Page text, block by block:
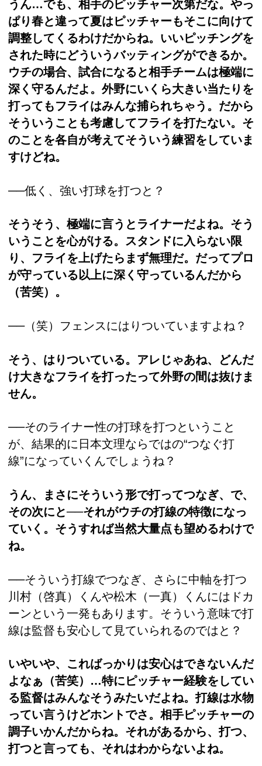
うん…でも、相手のピッチャー次第だな。やっ
ぱり春と違って夏はピッチャーもそこに向けて
調整してくるわけだからね。いいピッチングを
された時にどういうバッティングができるか。
ウチの場合、試合になると相手チームは極端に
深く守るんだよ。外野にいくら大きい当たりを
打ってもフライはみんな捕られちゃう。だから
そういうことも考慮してフライを打たない。そ
のことを各自が考えてそういう練習をしていま
すけどね。
──低く、強い打球を打つと？
そうそう、極端に言うとライナーだよね。そう
いうことを心がける。スタンドに入らない限
り、フライを上げたらまず無理だ。だってプロ
が守っている以上に深く守っているんだから
（苦笑）。
──（笑）フェンスにはりついていますよね？
そう、はりついている。アレじゃあね、どんだ
け大きなフライを打ったって外野の間は抜けま
せん。
──そのライナー性の打球を打つということ
が、結果的に日本文理ならではの“つなぐ打
線”になっていくんでしょうね？
うん、まさにそういう形で打ってつなぎ、で、
その次にと──それがウチの打線の特徴になっ
ていく。そうすれば当然大量点も望めるわけで
ね。
──そういう打線でつなぎ、さらに中軸を打つ
川村（啓真）くんや松木（一真）くんにはドカ
ーンという一発もあります。そういう意味で打
線は監督も安心して見ていられるのではと？
いやいや、こればっかりは安心はできないんだ
よなぁ（苦笑）…特にピッチャー経験をしてい
る監督はみんなそうみたいだよね。打線は水物
ってい言うけどホントでさ。相手ピッチャーの
調子いかんだからね。それがあるから、打つ、
打つと言っても、それはわからないよね。